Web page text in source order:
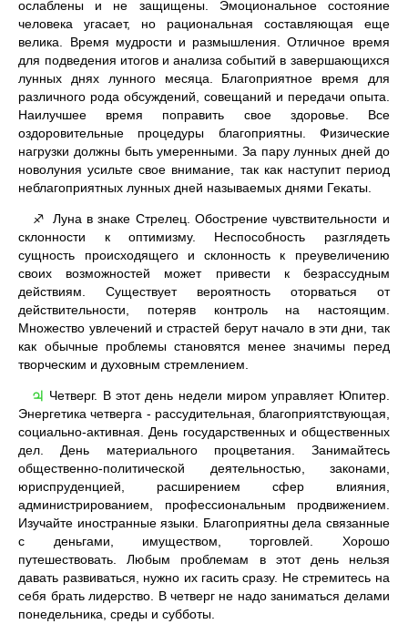
ослаблены и не защищены. Эмоциональное состояние
человека угасает, но рациональная составляющая еще
велика. Время мудрости и размышления. Отличное время
для подведения итогов и анализа событий в завершающихся
лунных днях лунного месяца. Благоприятное время для
различного рода обсуждений, совещаний и передачи опыта.
Наилучшее время поправить свое здоровье. Все
оздоровительные процедуры благоприятны. Физические
нагрузки должны быть умеренными. За пару лунных дней до
новолуния усильте свое внимание, так как наступит период
неблагоприятных лунных дней называемых днями Гекаты.
♐
Луна в знаке Стрелец. Обострение чувствительности и
склонности к оптимизму. Неспособность разглядеть
сущность происходящего и склонность к преувеличению
своих возможностей может привести к безрассудным
действиям. Существует вероятность оторваться от
действительности, потеряв контроль на настоящим.
Множество увлечений и страстей берут начало в эти дни, так
как обычные проблемы становятся менее значимы перед
творческим и духовным стремлением.
♃
Четверг. В этот день недели миром управляет Юпитер.
Энергетика четверга - рассудительная, благоприятствующая,
социально-активная. День государственных и общественных
дел. День материального процветания. Занимайтесь
общественно-политической деятельностью, законами,
юриспруденцией, расширением сфер влияния,
администрированием, профессиональным продвижением.
Изучайте иностранные языки. Благоприятны дела связанные
с деньгами, имуществом, торговлей. Хорошо
путешествовать. Любым проблемам в этот день нельзя
давать развиваться, нужно их гасить сразу. Не стремитесь на
себя брать лидерство. В четверг не надо заниматься делами
понедельника, среды и субботы.